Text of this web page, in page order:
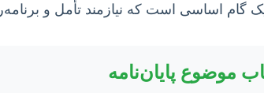
گام اساسی است که نیازمند تأمل و
موضوع پایان‌نامه